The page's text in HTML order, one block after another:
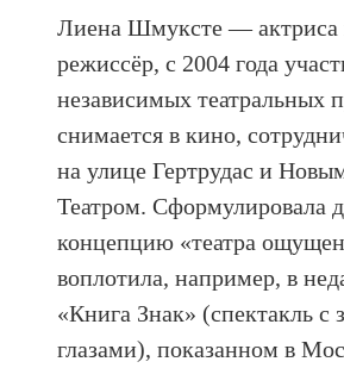
Лиена Шмуксте — актриса
режиссёр, с 2004 года
независимых театральных
снимается в кино,
на улице Гертрудас и
Театром. Сформулировала
концепцию «театра
воплотила, например, в
«Книга Знак» (спектакль с
глазами), показанном в